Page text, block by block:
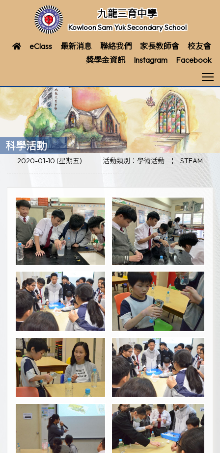
九龍三育中學
Kowloon Sam Yuk Secondary School
eClass 最新消息 聯絡我們 家長教師會
校友會
獎學金資訊
Instagram Facebook
科學活動
2020-01-10 (星期五) 活動類別：學術活動 ¦ STEAM